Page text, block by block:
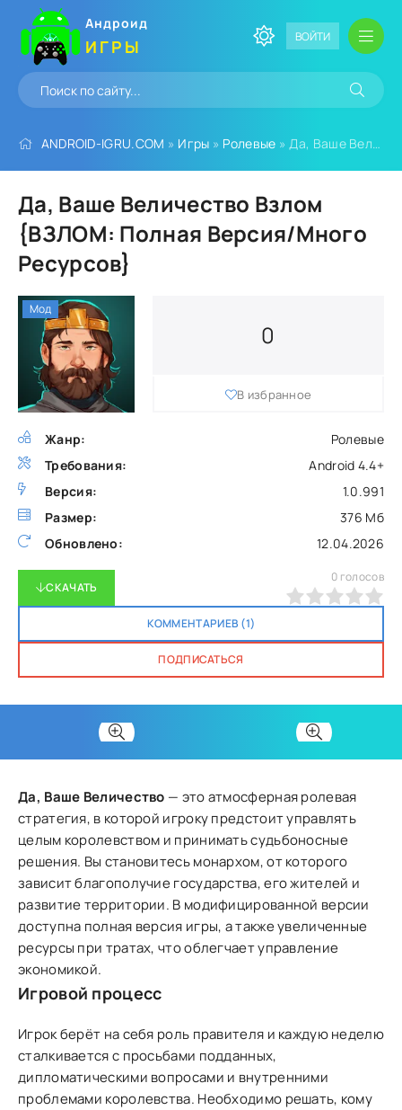
Андроид
ИГРЫ ВОЙТИ
ANDROID-IGRU.COM » Игры » Ролевые » Да, Ваше Величество Взлом {ВЗЛОМ: Полная Версия/Много Ресурсов}
Да, Ваше Величество Взлом
{ВЗЛОМ: Полная Версия/Много
Ресурсов}
Жанр:
Ролевые
Требования:
Android 4.4+
Версия:
1.0.991
Размер:
376 Мб
Обновлено:
12.04.2026
0
В избранное
СКАЧАТЬ
КОММЕНТАРИЕВ (1)
ПОДПИСАТЬСЯ
0 голосов
Мод
Да, Ваше Величество — это атмосферная ролевая
стратегия, в которой игроку предстоит управлять
целым королевством и принимать судьбоносные
решения. Вы становитесь монархом, от которого
зависит благополучие государства, его жителей и
развитие территории. В модифицированной версии
доступна полная версия игры, а также увеличенные
ресурсы при тратах, что облегчает управление
экономикой.
Игровой процесс
Игрок берёт на себя роль правителя и каждую неделю
сталкивается с просьбами подданных,
дипломатическими вопросами и внутренними
проблемами королевства. Необходимо решать, кому